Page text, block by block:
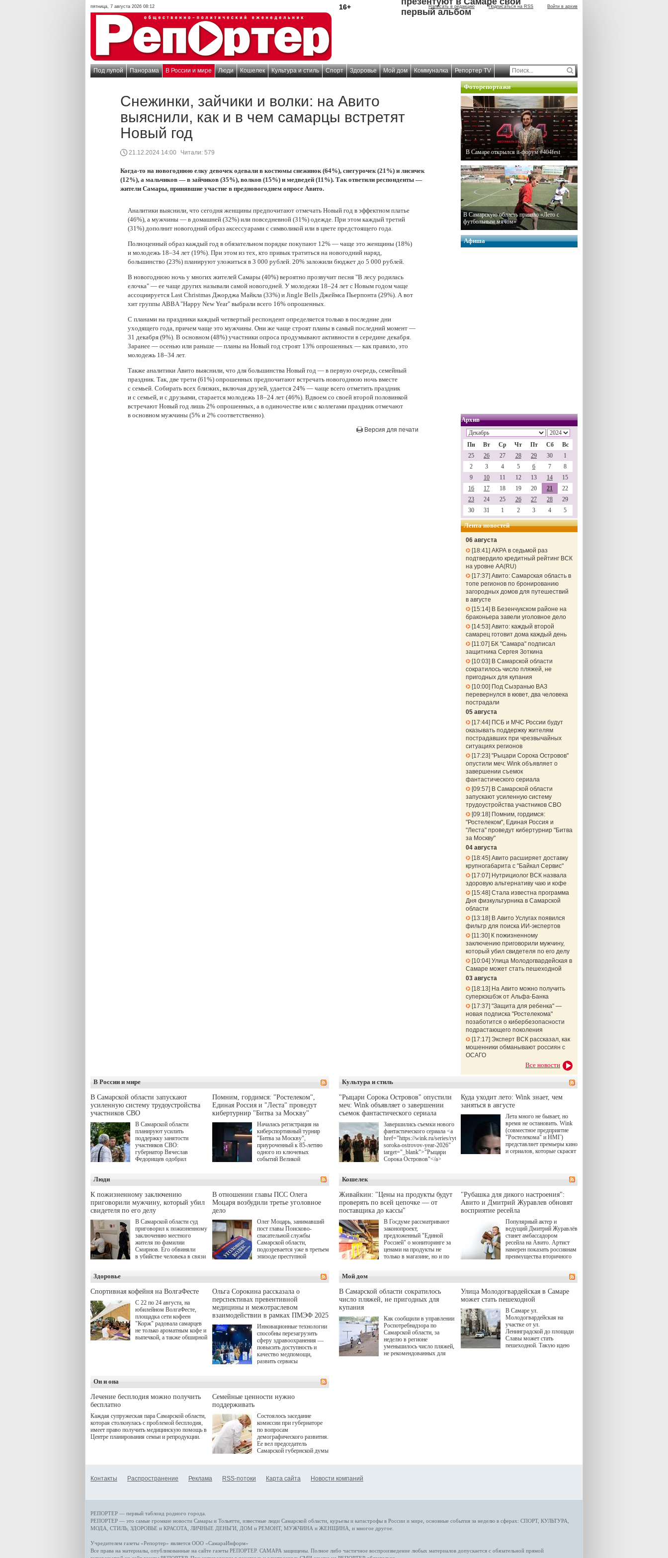
пятница, 7 августа 2026 08:12 16+ Написать в редакцию Подписаться на RSS Войти в архив
первый альбом
Под лупой Панорама В России и мире Люди Кошелек Культура и стиль Спорт Здоровье Мой дом Коммуналка Репортер TV
Снежинки, зайчики и волки: на Авито
выяснили, как и в чем самарцы встретят
Новый год
21.12.2024 14:00 Читали: 579
Когда-то на новогоднюю елку девочек одевали в костюмы снежинок (64%), снегурочек (21%) и лисичек
(12%), а мальчиков — в зайчиков (35%), волков (15%) и медведей (11%). Так ответили респонденты —
жители Самары, принявшие участие в предновогоднем опросе Авито.
Аналитики выяснили, что сегодня женщины предпочитают отмечать Новый год в эффектном платье
(46%), а мужчины — в домашней (32%) или повседневной (31%) одежде. При этом каждый третий
(31%) дополнит новогодний образ аксессуарами с символикой или в цвете предстоящего года.
Полноценный образ каждый год в обязательном порядке покупают 12% — чаще это женщины (18%)
и молодежь 18–34 лет (19%). При этом из тех, кто привык тратиться на новогодний наряд,
большинство (23%) планируют уложиться в 3 000 рублей. 20% заложили бюджет до 5 000 рублей.
В новогоднюю ночь у многих жителей Самары (40%) вероятно прозвучит песня "В лесу родилась
елочка" — ее чаще других называли самой новогодней. У молодежи 18–24 лет с Новым годом чаще
ассоциируется Last Christmas Джорджа Майкла (33%) и Jingle Bells Джеймса Пьерпонта (29%). А вот
хит группы ABBA "Happy New Year" выбрали всего 16% опрошенных.
С планами на праздники каждый четвертый респондент определяется только в последние дни
уходящего года, причем чаще это мужчины. Они же чаще строят планы в самый последний момент —
31 декабря (9%). В основном (48%) участники опроса продумывают активности в середине декабря.
Заранее — осенью или раньше — планы на Новый год строят 13% опрошенных — как правило, это
молодежь 18–34 лет.
Также аналитики Авито выяснили, что для большинства Новый год — в первую очередь, семейный
праздник. Так, две трети (61%) опрошенных предпочитают встречать новогоднюю ночь вместе
с семьей. Собирать всех близких, включая друзей, удается 24% — чаще всего отметить праздник
и с семьей, и с друзьями, старается молодежь 18–24 лет (46%). Вдвоем со своей второй половинкой
встречают Новый год лишь 2% опрошенных, а в одиночестве или с коллегами праздник отмечают
в основном мужчины (5% и 2% соответственно).
Версия для печати
Фоторепортажи
В Самаре открылся it-форум #404fest
В Самарскую область пришло «Лето с
футбольным мячом»
Афиша
Архив
Пн Вт Ср Чт Пт Сб
Вс
25
26 27 28 29 30
1
2
3 4 5 6 7
8
9
10 11 12 13 14
15
16
17 18 19 20 21
22
23
24 25 26 27 28
29
30
31 1 2 3 4 5
Лента новостей
06 августа
18:41 АКРА в седьмой раз
подтвердило кредитный рейтинг ВСК
на уровне АА(RU)
17:37 Авито: Самарская область в
топе регионов по бронированию
загородных домов для путешествий
в августе
15:14 В Безенчукском районе на
браконьера завели уголовное дело
14:53 Авито: каждый второй
самарец готовит дома каждый день
11:07
БК "Самара" подписал
защитника Сергея Зоткина
10:03
В Самарской области
сократилось число пляжей, не
пригодных для купания
10:00 Под Сызранью ВАЗ
перевернулся в кювет, два человека
пострадали
05 августа
17:44 ПСБ и МЧС России будут
оказывать поддержку жителям
пострадавших при чрезвычайных
ситуациях регионов
17:23 "Рыцари Сорока Островов"
опустили меч: Wink объявляет о
завершении съемок
фантастического сериала
09:57
В Самарской области
запускают усиленную систему
трудоустройства участников СВО
09:18 Помним, гордимся:
"Ростелеком", Единая Россия и
"Леста" проведут кибертурнир "Битва
за Москву"
04 августа
18:45 Авито расширяет доставку
крупногабарита с "Байкал Сервис"
17:07
Нутрициолог ВСК назвала
здоровую альтернативу чаю и кофе
15:48 Стала известна программа
Дня физкультурника в Самарской
области
13:18 В Авито Услугах появился
фильтр для поиска ИИ-экспертов
11:30 К пожизненному
заключению приговорили мужчину,
который убил свидетеля по его делу
10:04 Улица Молодогвардейская в
Самаре может стать пешеходной
03 августа
18:13
На Авито можно получить
суперкэшбэк от Альфа-Банка
17:37 "Защита для ребенка" —
новая подписка "Ростелекома"
позаботится о кибербезопасности
подрастающего поколения
17:17 Эксперт ВСК рассказал, как
мошенники обманывают россиян с
ОСАГО
Все новости
В России и мире
В Самарской области запускают
усиленную систему трудоустройства
участников СВО
В Самарской области
планируют усилить
поддержку занятости
участников СВО:
губернатор Вячеслав
Федорищев одобрил
Живайкина, направленные
на трудоустройство и более
спокойную адаптацию к
мирной жизни.
Помним, гордимся: "Ростелеком",
Единая Россия и "Леста" проведут
кибертурнир "Битва за Москву"
Началась регистрация на
киберспортивный турнир
"Битва за Москву",
приуроченный к 85-летию
одного из ключевых
событий Великой
игре "Мир танков"
выступили "Ростелеком",
партия "Единая Россия",
игровая студия "Леста" и
Культура и стиль
"Рыцари Сорока Островов" опустили
меч: Wink объявляет о завершении
съемок фантастического сериала
Завершились съемки нового
фантастического сериала <a
href="https://wink.ru/series/rytsari-
soroka-ostrovov-year-2026"
target="_blank">"Рыцари
Сорока Островов"</a>
и НМГ) по мотивам
одноименного романа
Сергея Лукьяненко. Главные
роли в проекте исполнили
Артем Кошман, Полина
Гухман, Вероника
Устимова, Олег Савостюк,
Святослав Рогожан, Кузьма
Котрелёв, Никита
Кологривый, Елисей
Чучилин, Александра
Дмитрий Куличков и Юлия
Волкова в роли родителей.
Режиссер-постановщик
проекта — Егор Чичканов
снова здравствуйте!").
Куда уходит лето: Wink знает, чем
заняться в августе
Лета много не бывает, но
время не остановить. Wink
(совместное предприятие
"Ростелекома" и НМГ)
представляет премьеры кино
и сериалов, которые скрасят
href="https://wink.ru/series/kholod-
year-2026"
target="_blank">"Холод"
</a> (18+) останется только
на экране — весь август по
четвергам продолжат
выходить новые эпизоды
сериала, в котором
беспощадным возмездием в
духе графа Монте-Кристо
занимается наша
современница.
Люди
К пожизненному заключению
приговорили мужчину, который убил
свидетеля по его делу
В Самарской области суд
приговорил к пожизненному
заключению местного
жителя по фамилии
Смирнов. Его обвиняли
в убийстве человека в связи
В отношении главы ПСС Олега
Моцаря возбудили третье уголовное
дело
Олег Моцарь, занимавший
пост главы Поисково-
спасательной службы
Самарской области,
подозревается уже в третьем
эпизоде преступной
о превышении полномочий,
а сам он находится в СИЗО.
Кошелек
Живайкин: "Цены на продукты будут
проверять по всей цепочке — от
поставщика до кассы"
В Госдуме рассматривают
законопроект,
предложенный "Единой
Россией" о мониторинге за
ценами на продукты не
только в магазине, но и по
подорожания было понятно,
где именно цена "поехала"
вверх и кто её разогнал.
"Рубашка для дикого настроения":
Авито и Дмитрий Журавлев обновят
восприятие ресейла
Популярный актер и
ведущий Дмитрий Журавлёв
станет амбассадором
ресейла на Авито. Артист
намерен показать россиянам
преимущества вторичного
для современного и умного
человека.
Здоровье
Спортивная кофейня на ВолгаФесте
С 22 по 24 августа, на
юбилейном ВолгаФесте,
площадка сети кофеен
"Корж" радовала самарцев
не только ароматным кофе и
выпечкой, а также обширной
Ольга Сорокина рассказала о
перспективах превентивной
медицины и межотраслевом
взаимодействии в рамках ПМЭФ 2025
Инновационные технологии
способны перезагрузить
сферу здравоохранения —
повысить доступность и
качество медпомощи,
развить сервисы
определенными барьерами.
К ним можно отнести
возникающие при работе с
данными пациентов. Для
более динамичного роста
проникновения инноваций в
сегмент необходимо кросс-
отраслевое взаимодействие
рассказала Ольга Сорокина,
ходе сессии "Развитие
качества жизни" в рамках
ПМЭФ 2025. В дискуссии
РФ Михаил Мурашко,
представители
Мой дом
В Самарской области сократилось
число пляжей, не пригодных для
купания
Как сообщили в управлении
Роспотребнадзора по
Самарской области, за
неделю в регионе
уменьшилось число пляжей,
не рекомендованных для
Улица Молодогвардейская в Самаре
может стать пешеходной
В Самаре ул.
Молодогвардейская на
участке от ул.
Ленинградской до площади
Славы может стать
пешеходной. Такую идею
Он и она
Лечение бесплодия можно получить
бесплатно
Каждая супружеская пара Самарской области,
которая столкнулась с проблемой бесплодия,
имеет право получить медицинскую помощь в
Центре планирования семьи и репродукции.
Семейные ценности нужно
поддерживать
Состоялось заседание
комиссии при губернаторе
по вопросам
демографического развития.
Ее вел председатель
Самарской губернской думы
Контакты Распространение Реклама RSS-потоки Карта сайта Новости компаний
РЕПОРТЕР — первый таблоид родного города.
РЕПОРТЕР — это самые громкие новости Самары и Тольятти, известные люди Самарской области, курьезы и катастрофы в России и мире , основные события за неделю в сферах: СПОРТ, КУЛЬТУРА,
МОДА, СТИЛЬ ЗДОРОВЬЕ и КРАСОТА ЛИЧНЫЕ ДЕНЬГИ ДОМ и РЕМОНТ, МУЖЧИНА и ЖЕНЩИНА , и многое другое
Учредителем газеты «Репортер» является ООО «СамараИнформ»
Все права на материалы, опубликованные на сайте газеты РЕПОРТЕР. САМАРА защищены. Полное либо частичное воспроизведение любых материалов допускается с обязательной прямой